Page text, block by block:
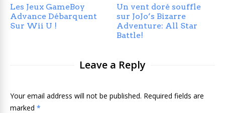
Les Jeux GameBoy
Advance Débarquent
Sur Wii U !
Un vent doré souffle
sur JoJo’s Bizarre
Adventure: All Star
Battle!
Leave a Reply
Your email address will not be published. Required fields are
marked *